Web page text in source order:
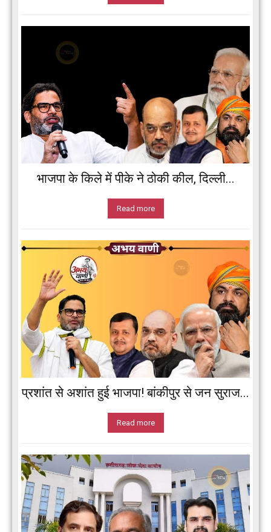
भाजपा के किले में पीके ने ठोकी कील, दिल्ली...
Read more
प्रशांत से अशांत हुई भाजपा! बांकीपुर से जन सुराज...
Read more